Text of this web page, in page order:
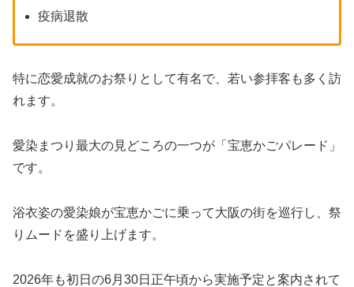
疫病退散
特に恋愛成就のお祭りとして有名で、若い参拝客も多く訪
れます。
愛染まつり最大の見どころの一つが「宝恵かごパレード」
です。
浴衣姿の愛染娘が宝恵かごに乗って大阪の街を巡行し、祭
りムードを盛り上げます。
2026年も初日の6月30日正午頃から実施予定と案内されて